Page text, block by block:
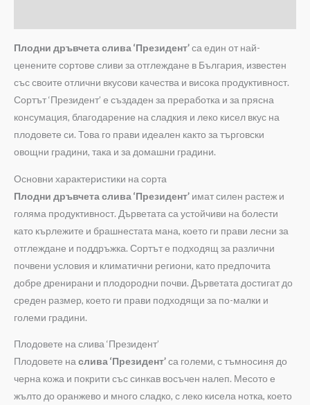
Плодни дръвчета слива ‘Президент’са един от най-
ценените сортове сливи за отглеждане в България, известен
със своите отлични вкусови качества и висока продуктивност.
Сортът ‘Президент’ е създаден за преработка и за прясна
консумация, благодарение на сладкия и леко кисел вкус на
плодовете си. Това го прави идеален както за търговски
овощни градини, така и за домашни градини.
Основни характеристики на сорта
Плодни дръвчета слива ‘Президент’ имат силен растеж и
голяма продуктивност. Дърветата са устойчиви на болести
като кърлежите и брашнестата мана, което ги прави лесни за
отглеждане и поддръжка. Сортът е подходящ за различни
почвени условия и климатични региони, като предпочита
добре дренирани и плодородни почви. Дърветата достигат до
среден размер, което ги прави подходящи за по-малки и
големи градини.
Плодовете на слива ‘Президент’
Плодовете наслива ‘Президент’са големи, с тъмносиня до
черна кожа и покрити със синкав восъчен налеп. Месото е
жълто до оранжево и много сладко, с леко кисела нотка, което